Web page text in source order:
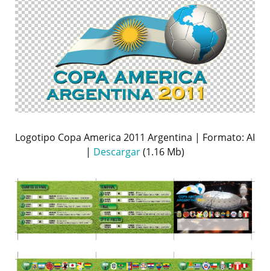
Logotipo Copa America 2011 Argentina | Formato: AI
| Descargar(1.16 Mb)